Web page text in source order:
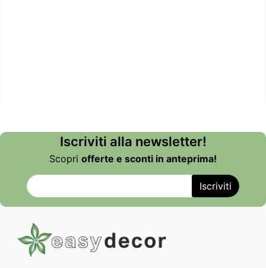
Iscriviti alla newsletter!
Scopri offerte e sconti in anteprima!